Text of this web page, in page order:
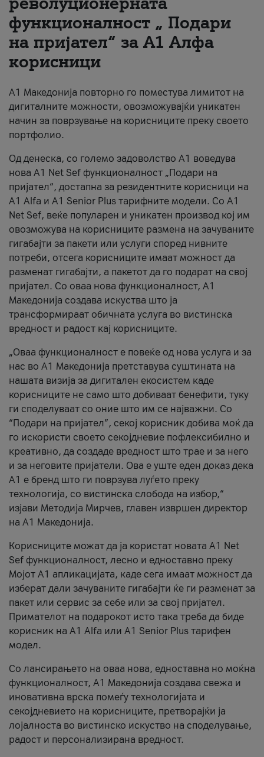
За нас
#ПодобарОнлајн
функционалност „ Подари
на пријател“ за А1 Алфа
корисници
А1 Македонија повторно го поместува лимитот на
дигиталните можности, овозможувајќи уникатен
начин за поврзување на корисниците преку своето
портфолио.
Од денеска, со големо задоволство А1 воведува
нова A1 Net Sef функционалност „Подари на
пријател“, достапна за резидентните корисници на
А1 Alfa и A1 Senior Plus тарифните модели. Со A1
Net Sef, веќе популарен и уникатен производ кој им
овозможува на корисниците размена на зачуваните
гигабајти за пакети или услуги според нивните
потреби, отсега корисниците имаат можност да
разменат гигабајти, а пакетот да го подарат на свој
пријател. Со оваа нова функционалност, А1
Македонија создава искуства што ја
трансформираат обичната услуга во вистинска
вредност и радост кај корисниците.
„Оваа функционалност е повеќе од нова услуга и за
нас во А1 Македонија претставува суштината на
нашата визија за дигитален екосистем каде
корисниците не само што добиваат бенефити, туку
ги споделуваат со оние што им се најважни. Со
“Подари на пријател”, секој корисник добива моќ да
го искористи своето секојдневие пофлексибилно и
креативно, да создаде вредност што трае и за него
и за неговите пријатели. Ова е уште еден доказ дека
А1 е бренд што ги поврзува луѓето преку
технологија, со вистинска слобода на избор,“
изјави Методија Мирчев, главен извршен директор
на А1 Македонија.
Корисниците можат да ја користат новата А1 Net
Sef функционалност, лесно и едноставно преку
Мојот А1 апликацијата, каде сега имаат можност да
изберат дали зачуваните гигабајти ќе ги разменат за
пакет или сервис за себе или за свој пријател.
Примателот на подарокот исто така треба да биде
корисник на А1 Alfa или A1 Senior Plus тарифен
модел.
Со лансирањето на оваа нова, едноставна но моќна
функционалност, А1 Македонија создава свежа и
иновативна врска помеѓу технологијата и
секојдневието на корисниците, претворајќи ја
лојалноста во вистинско искуство на споделување,
радост и персонализирана вредност.